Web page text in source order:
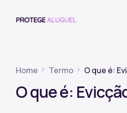
Home Termo O que é:
O que é: